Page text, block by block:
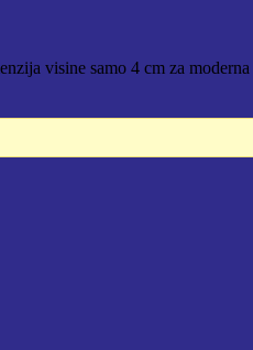
visine samo 4 cm za